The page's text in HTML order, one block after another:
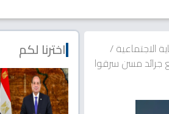
الاجتماعية/
هذه 3 مطالب لإنصاف بائع جرائد مسن سرقوا
اخترنا لكم